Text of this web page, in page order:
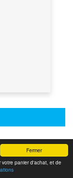
Fermer
votre panier d'achat, et de